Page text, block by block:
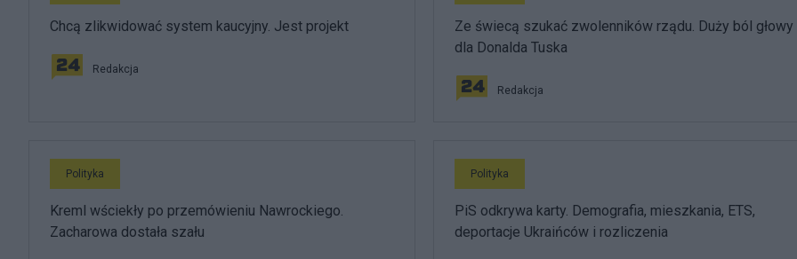
Chcą zlikwidować system kaucyjny. Jest projekt
Redakcja
Ze świecą szukać zwolenników rządu. Duży ból głowy
dla Donalda Tuska
Redakcja
Polityka
Kreml wściekły po przemówieniu Nawrockiego.
Zacharowa dostała szału
Polityka
PiS odkrywa karty. Demografia, mieszkania, ETS,
deportacje Ukraińców i rozliczenia